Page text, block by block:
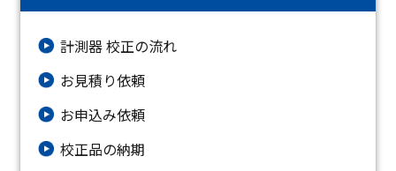
計測器 校正の流れ
お見積り依頼
お申込み依頼
校正品の納期